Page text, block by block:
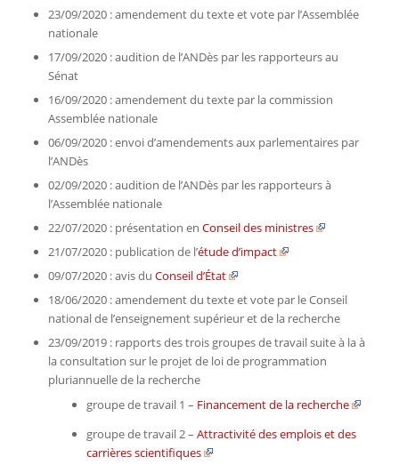
23/09/2020 : amendement du texte et vote par l’Assemblée
nationale
17/09/2020 : audition de l’ANDès par les rapporteurs au
Sénat
16/09/2020 : amendement du texte par la commission
Assemblée nationale
06/09/2020 : envoi d’amendements aux parlementaires par
l’ANDès
02/09/2020 : audition de l’ANDès par les rapporteurs à
l’Assemblée nationale
22/07/2020 : présentation en Conseil des ministres
21/07/2020 : publication de l’étude d’impact
09/07/2020 : avis du Conseil d’État
18/06/2020 : amendement du texte et vote par le Conseil
national de l’enseignement supérieur et de la recherche
23/09/2019 : rapports des trois groupes de travail suite à la à
la consultation sur le projet de loi de programmation
pluriannuelle de la recherche
groupe de travail 1 – Financement de la recherche
groupe de travail 2 – Attractivité des emplois et des
carrières scientifiques